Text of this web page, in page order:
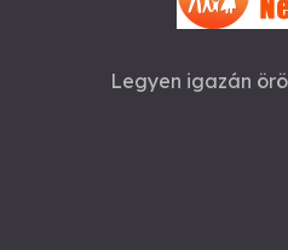
Legyen igazán